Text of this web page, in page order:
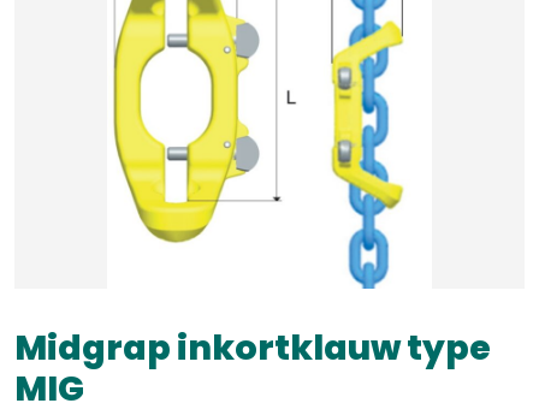
Midgrap inkortklauw type
MIG